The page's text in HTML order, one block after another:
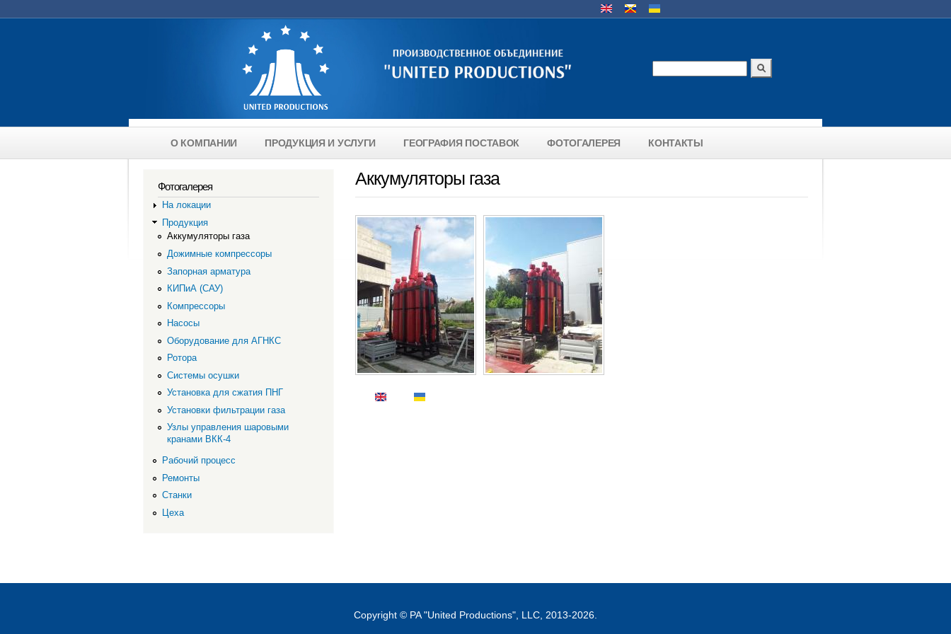
Языки
Форма поискаПоиск
Главное меню
О КОМПАНИИ ПРОДУКЦИЯ И УСЛУГИ ГЕОГРАФИЯ ПОСТАВОК ФОТОГАЛЕРЕЯ КОНТАКТЫ
Фотогалерея
На локации
Продукция
Аккумуляторы газа
Дожимные компрессоры
Запорная арматура
КИПиА (САУ)
Компрессоры
Насосы
Оборудование для АГНКС
Ротора
Системы осушки
Установка для сжатия ПНГ
Установки фильтрации газа
Узлы управления шаровыми
кранами ВКК-4
Рабочий процесс
Ремонты
Станки
Цеха
Аккумуляторы газа
Copyright © PA "United Productions", LLC, 2013-2026.